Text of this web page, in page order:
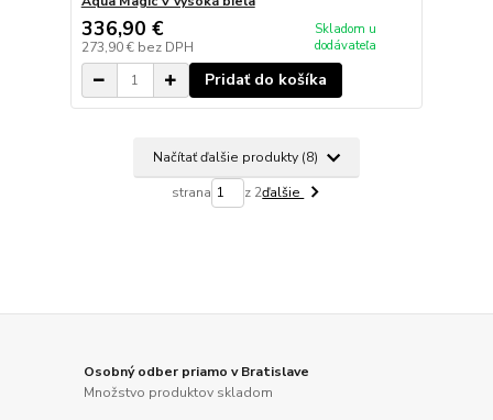
336,90 €
273,90 € bez DPH
Skladom u
dodávateľa
Pridať do košíka
Načítať ďalšie produkty (8)
strana z 2ďalšie
Osobný odber priamo v Bratislave
Množstvo produktov skladom